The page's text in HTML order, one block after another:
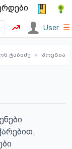
User ☰
ტაბიძე ▸ პოეზია